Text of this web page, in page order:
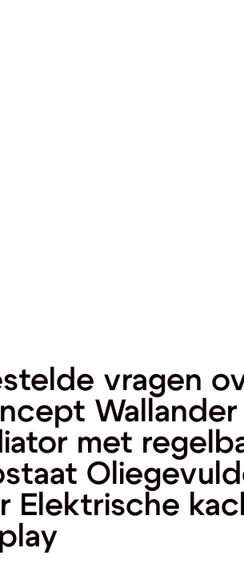
vragen
Wallander
met
Elektrische